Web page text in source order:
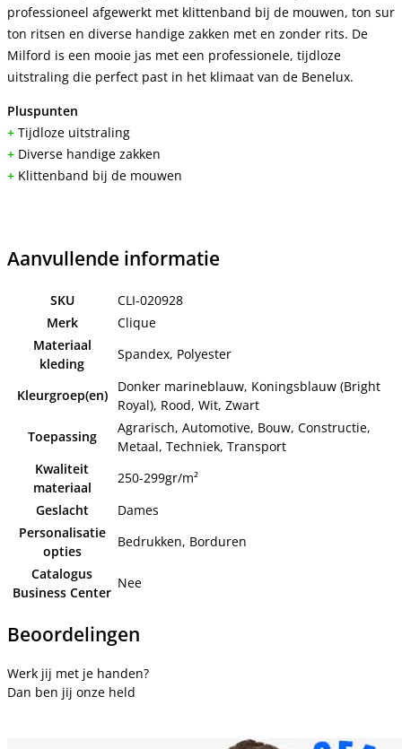
professioneel afgewerkt met klittenband bij de mouwen, ton sur
ton ritsen en diverse handige zakken met en zonder rits. De
Milford is een mooie jas met een professionele, tijdloze
uitstraling die perfect past in het klimaat van de Benelux.
Pluspunten
+ Tijdloze uitstraling
+ Diverse handige zakken
+ Klittenband bij de mouwen
Aanvullende informatie
SKU
CLI-020928
Merk
Clique
Materiaal
kleding
Spandex, Polyester
Kleurgroep(en)
Donker marineblauw, Koningsblauw (Bright
Royal), Rood, Wit, Zwart
Toepassing
Agrarisch, Automotive, Bouw, Constructie,
Metaal, Techniek, Transport
Kwaliteit
materiaal
250-299gr/m²
Geslacht
Dames
Personalisatie
opties
Bedrukken, Borduren
Catalogus
Business Center
Nee
Beoordelingen
Werk jij met je handen?
Dan ben jij onze held